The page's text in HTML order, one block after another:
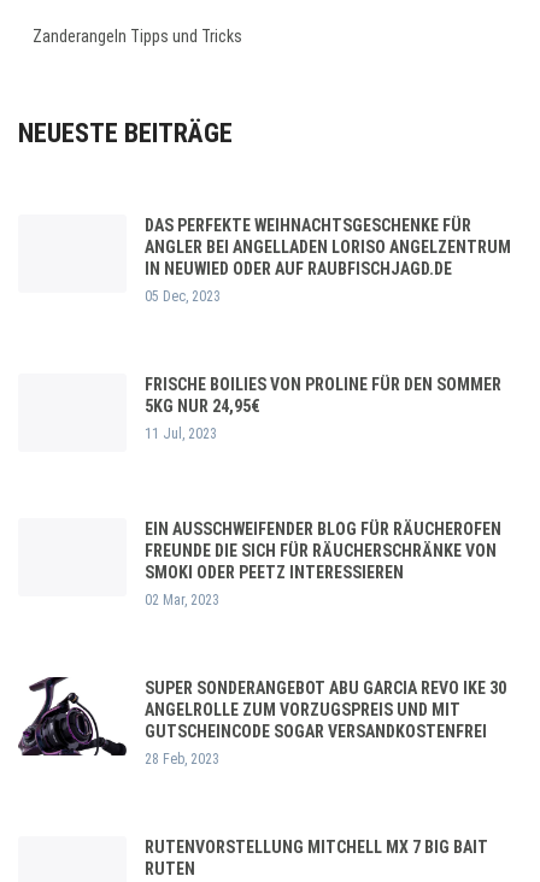
Zanderangeln Tipps und Tricks
NEUESTE BEITRÄGE
DAS PERFEKTE WEIHNACHTSGESCHENKE FÜR
ANGLER BEI ANGELLADEN LORISO ANGELZENTRUM
IN NEUWIED ODER AUF RAUBFISCHJAGD.DE
05 Dec, 2023
FRISCHE BOILIES VON PROLINE FÜR DEN SOMMER
5KG NUR 24,95€
11 Jul, 2023
EIN AUSSCHWEIFENDER BLOG FÜR RÄUCHEROFEN
FREUNDE DIE SICH FÜR RÄUCHERSCHRÄNKE VON
SMOKI ODER PEETZ INTERESSIEREN
02 Mar, 2023
SUPER SONDERANGEBOT ABU GARCIA REVO IKE 30
ANGELROLLE ZUM VORZUGSPREIS UND MIT
GUTSCHEINCODE SOGAR VERSANDKOSTENFREI
28 Feb, 2023
RUTENVORSTELLUNG MITCHELL MX 7 BIG BAIT
RUTEN